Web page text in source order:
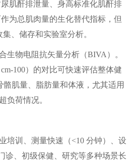
肌酐排泄量、身高标准化肌酐排
为总肌肉量的生化替代指标，但
、储存和实验室分析。
生物电阻抗矢量分析（BIVA）。
100）的对比可快速评估整体健
骼肌量、脂肪量和体液，尤其适用
负荷情况。
培训、测量快速（<10 分钟）、设
诊、初级保健、研究等多种场景长